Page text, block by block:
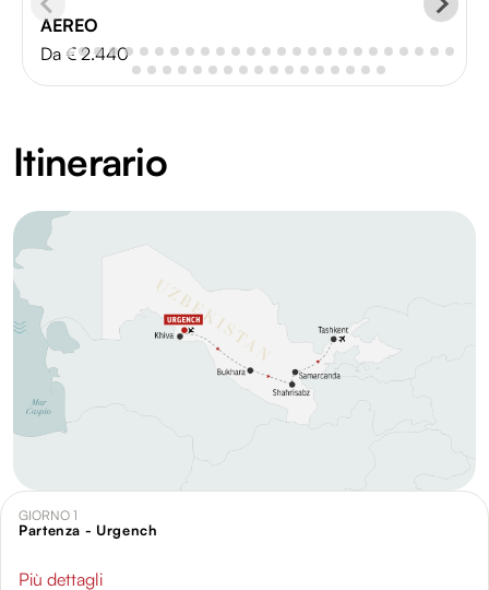
AEREO
Da € 2.440
Itinerario
GIORNO 1
Partenza - Urgench
Più dettagli